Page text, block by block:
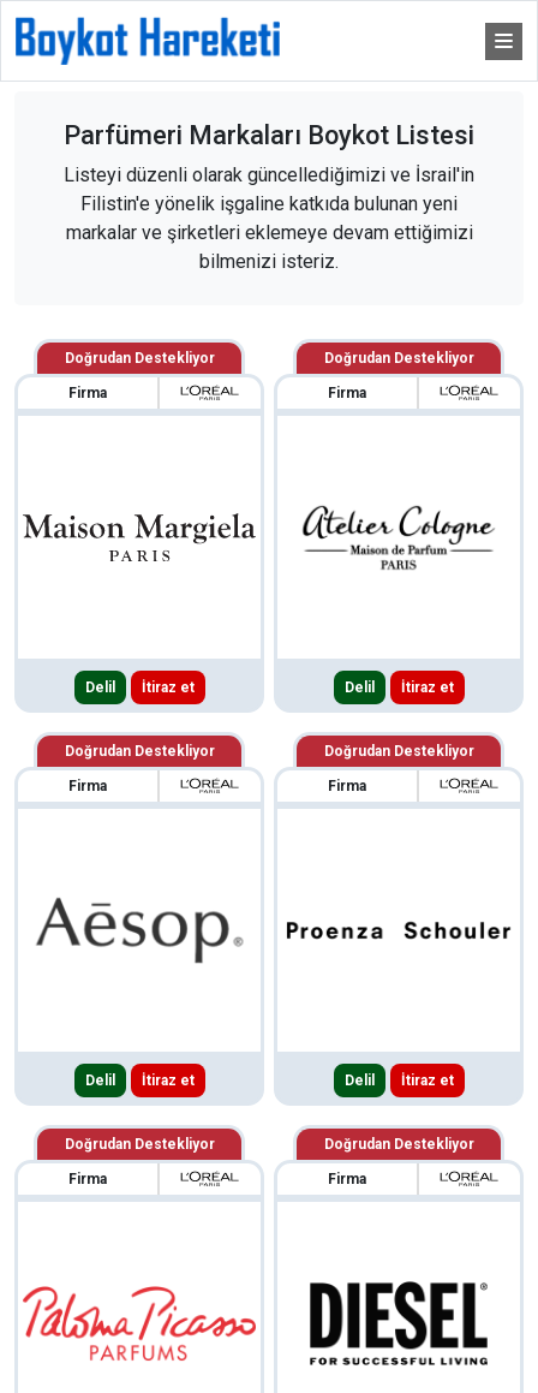
Parfümeri Markaları Boykot Listesi
Listeyi düzenli olarak güncellediğimizi ve İsrail'in
Filistin'e yönelik işgaline katkıda bulunan yeni
markalar ve şirketleri eklemeye devam ettiğimizi
bilmenizi isteriz.
Doğrudan Destekliyor
Firma
Delil İtiraz et
Doğrudan Destekliyor
Firma
Delil İtiraz et
Doğrudan Destekliyor
Firma
Delil İtiraz et
Doğrudan Destekliyor
Firma
Delil İtiraz et
Doğrudan Destekliyor
Firma
Doğrudan Destekliyor
Firma